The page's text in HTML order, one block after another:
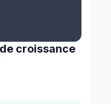
croissance